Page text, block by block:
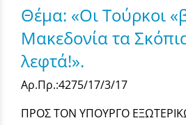
Θέμα: «Οι Τούρκοι
Μακεδονία τα
λεφτά!».
Αρ.Πρ.:4275/17/3/17
ΠΡΟΣ ΤΟΝ ΥΠΟΥΡΓΟ